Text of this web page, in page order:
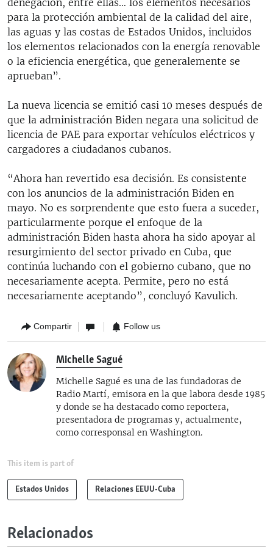
para la protección ambiental de la calidad del aire,
las aguas y las costas de Estados Unidos, incluidos
los elementos relacionados con la energía renovable
o la eficiencia energética, que generalemente se
aprueban”.
La nueva licencia se emitió casi 10 meses después de
que la administración Biden negara una solicitud de
licencia de PAE para exportar vehículos eléctricos y
cargadores a ciudadanos cubanos.
“Ahora han revertido esa decisión. Es consistente
con los anuncios de la administración Biden en
mayo. No es sorprendente que esto fuera a suceder,
particularmente porque el enfoque de la
administración Biden hasta ahora ha sido apoyar al
resurgimiento del sector privado en Cuba, que
continúa luchando con el gobierno cubano, que no
necesariamente acepta. Permite, pero no está
necesariamente aceptando”, concluyó Kavulich.
Compartir Follow us
Michelle Sagué
Michelle Sagué es una de las fundadoras de
Radio Martí, emisora en la que labora desde 1985
y donde se ha destacado como reportera,
presentadora de programas y, actualmente,
como corresponsal en Washington.
This item is part of
Estados Unidos Relaciones EEUU-Cuba
Relacionados